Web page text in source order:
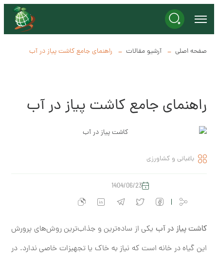
صفحه اصلی آرشیو مقالات راهنمای جامع کاشت پیاز در آب
راهنمای جامع کاشت پیاز در آب
باغبانی و کشاورزی
1404/06/23
کاشت پیاز در آب یکی از ساده‌ترین و جذاب‌ترین روش‌های پرورش
این گیاه در خانه است که نیاز به خاک یا تجهیزات خاصی ندارد. در